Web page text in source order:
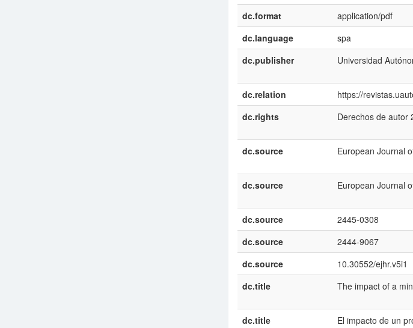
dc.format
application/pdf
dc.language
spa
dc.publisher
Universidad
dc.relation
https://
dc.rights
Derechos de autor
dc.source
European Journal
dc.source
European Journal
dc.source
2445-0308
dc.source
2444-9067
dc.source
10.30552/ejhr.v5i1
dc.title
The impact of a
dc.title
El impacto de un